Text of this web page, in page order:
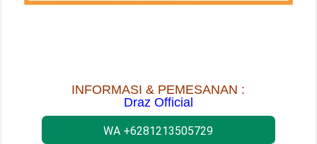
INFORMASI & PEMESANAN :
Draz Official
WA +6281213505729